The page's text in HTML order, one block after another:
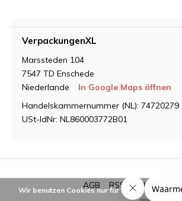
VerpackungenXL
Marssteden 104
7547 TD Enschede
Niederlande
In Google Maps öffnen
Handelskammernummer (NL): 74720279
USt-IdNr: NL860003772B01
AGB RSS feed
Wir benutzen Cookies nur für interne Zwecke